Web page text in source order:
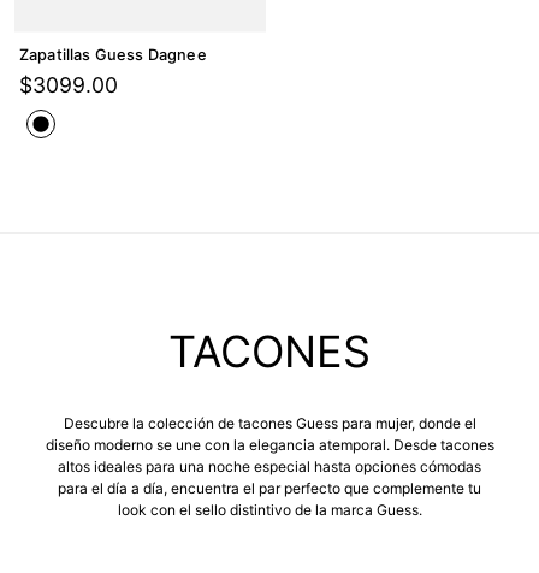
Zapatillas Guess Dagnee
$3099.00
TACONES
Descubre la colección de tacones Guess para mujer, donde el
diseño moderno se une con la elegancia atemporal. Desde tacones
altos ideales para una noche especial hasta opciones cómodas
para el día a día, encuentra el par perfecto que complemente tu
look con el sello distintivo de la marca Guess.